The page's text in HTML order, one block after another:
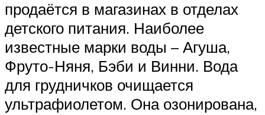
продаётся в магазинах в отделах
детского питания. Наиболее
известные марки воды – Агуша,
Фруто-Няня, Бэби и Винни. Вода
для грудничков очищается
ультрафиолетом. Она озонирована,